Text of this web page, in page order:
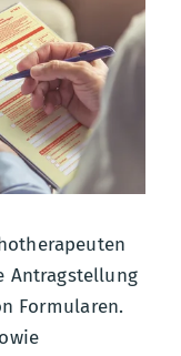
Antragstellung
Formularen.